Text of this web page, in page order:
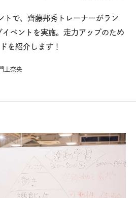
トで、齊藤邦秀トレーナーがラン
ベントを実施。走力アップのため
を紹介します！
上奈央